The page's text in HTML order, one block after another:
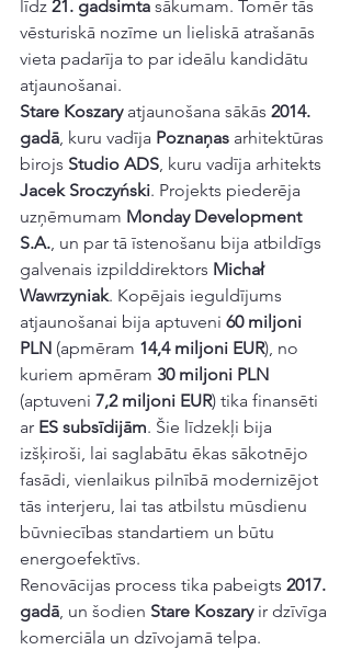
līdz 21. gadsimta sākumam. Tomēr tās
vēsturiskā nozīme un lieliskā atrašanās
vieta padarīja to par ideālu kandidātu
atjaunošanai.
Stare Koszary atjaunošana sākās 2014.
gadā, kuru vadīja Poznaņas arhitektūras
birojs Studio ADS, kuru vadīja arhitekts
Jacek Sroczyński. Projekts piederēja
uzņēmumam Monday Development
S.A., un par tā īstenošanu bija atbildīgs
galvenais izpilddirektors Michał
Wawrzyniak. Kopējais ieguldījums
atjaunošanai bija aptuveni 60 miljoni
PLN (apmēram 14,4 miljoni EUR), no
kuriem apmēram 30 miljoni PLN
(aptuveni 7,2 miljoni EUR) tika finansēti
ar ES subsīdijām. Šie līdzekļi bija
izšķiroši, lai saglabātu ēkas sākotnējo
fasādi, vienlaikus pilnībā modernizējot
tās interjeru, lai tas atbilstu mūsdienu
būvniecības standartiem un būtu
energoefektīvs.
Renovācijas process tika pabeigts 2017.
gadā, un šodien Stare Koszary ir dzīvīga
komerciāla un dzīvojamā telpa.